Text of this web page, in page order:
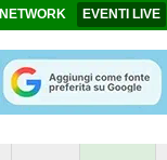
NETWORK EVENTI LIVE